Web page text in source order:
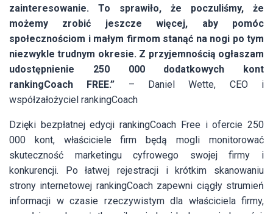
zainteresowanie. To sprawiło, że poczuliśmy, że
możemy zrobić jeszcze więcej, aby pomóc
społecznościom i małym firmom stanąć na nogi po tym
niezwykle trudnym okresie. Z przyjemnością ogłaszam
udostępnienie 250 000 dodatkowych kont
rankingCoach FREE.” – Daniel Wette, CEO i
współzałożyciel rankingCoach
Dzięki bezpłatnej edycji rankingCoach Free i ofercie 250
000 kont, właściciele firm będą mogli monitorować
skuteczność marketingu cyfrowego swojej firmy i
konkurencji. Po łatwej rejestracji i krótkim skanowaniu
strony internetowej rankingCoach zapewni ciągły strumień
informacji w czasie rzeczywistym dla właściciela firmy,